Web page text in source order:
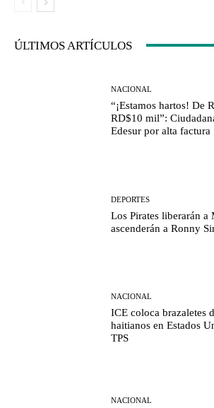
ÚLTIMOS ARTÍCULOS
NACIONAL
“¡Estamos hartos! De
RD$10 mil”:
Edesur por alta factura
DEPORTES
Los Pirates liberarán a
ascenderán a Ronny
NACIONAL
ICE coloca brazaletes
haitianos en Estados
TPS
NACIONAL